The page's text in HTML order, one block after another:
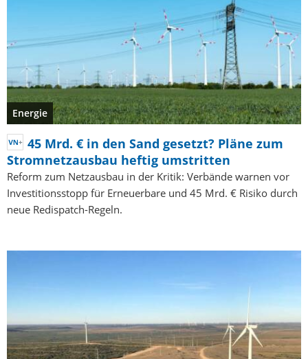
Energie
45 Mrd. € in den Sand gesetzt? Pläne zum
Stromnetzausbau heftig umstritten
Reform zum Netzausbau in der Kritik: Verbände warnen vor
Investitionsstopp für Erneuerbare und 45 Mrd. € Risiko durch
neue Redispatch-Regeln.